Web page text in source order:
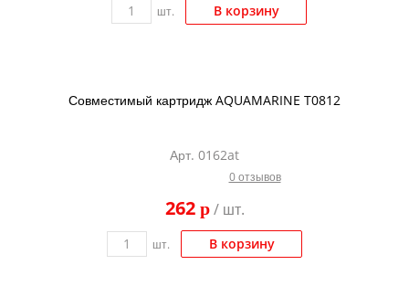
шт. В корзину
Совместимый картридж AQUAMARINE T0812
Арт. 0162at
0 отзывов
262 p/ шт.
шт. В корзину